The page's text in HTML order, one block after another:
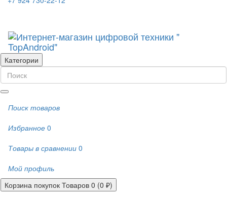
Категории
Поиск товаров
Избранное 0
Товары в сравнении 0
Мой профиль
Корзина покупок Товаров 0 (0 ₽)